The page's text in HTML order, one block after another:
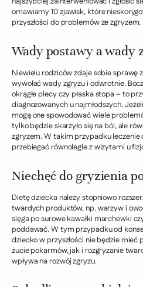
omawiamy 10 zjawisk, które
przyszłości do problemów ze zgryzem.
Wady postawy a wady
Niewielu rodziców zdaje sobie sprawę
wywołać wady zgryzu i odwrotnie.
okrągłe plecy czy płaska stopa – to
diagnozowanych u najmłodszych.
mogą one spowodować wiele
tylko będzie skarżyło się na ból, ale
zgryzem. W takim przypadku
przebiegać równolegle z wizytami u
Niechęć do gryzienia
Dietę dziecka należy stopniowo
twardych produktów, np. warzyw i
sięga po surowe kawałki marchewki
poddawać. W tym przypadku od
dziecko w przyszłości nie będzie
żucie pokarmów, jak i rozgryzanie
wpływa na rozwój zgryzu.